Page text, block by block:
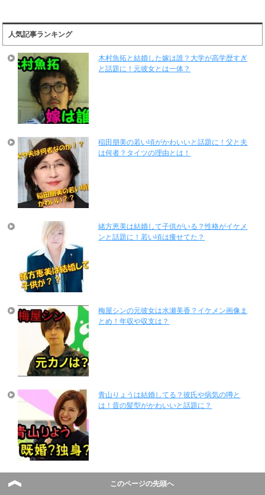
人気記事ランキング
木村魚拓と結婚した嫁は誰？大学が高学歴すぎ
と話題に！元彼女とは一体？
稲田朋美の若い頃がかわいいと話題に！父と夫
は何者？タイツの理由とは！
緒方恵美は結婚して子供がいる？性格がイケメ
ンと話題に！若い頃は痩せてた？
梅屋シンの元彼女は水瀬美香？イケメン画像ま
とめ！年収や収支は？
青山りょうは結婚してる？彼氏や病気の噂と
は！昔の髪型がかわいいと話題に？
竹島宏は彼女と結婚の噂が？意外な性格とは！
神木隆之介に似てる？
このページの先頭へ